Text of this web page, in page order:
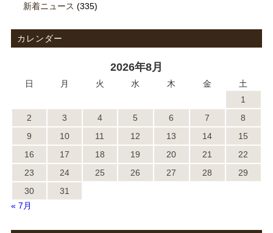
新着ニュース (335)
カレンダー
2026年8月
日 月 火 水 木 金
土
1
2
3 4 5 6 7
8
9
10 11 12 13 14
15
16
17 18 19 20 21
22
23
24 25 26 27 28
29
30
31
« 7月